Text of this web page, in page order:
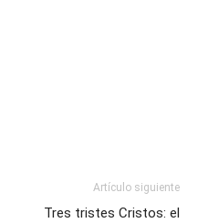
Artículo siguiente
Tres tristes Cristos: el